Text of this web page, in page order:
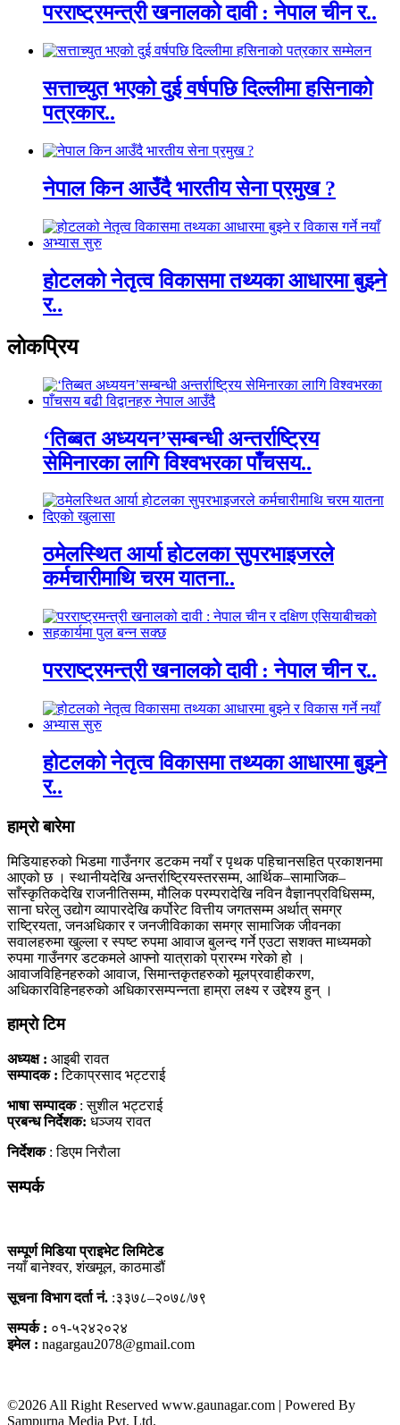
परराष्ट्रमन्त्री खनालको दावी : नेपाल चीन र..
सत्ताच्युत भएको दुई वर्षपछि दिल्लीमा हसिनाको
पत्रकार..
नेपाल किन आउँदै भारतीय सेना प्रमुख ?
होटलको नेतृत्व विकासमा तथ्यका आधारमा बुझ्ने
र..
लाेकप्रिय
‘तिब्बत अध्ययन’सम्बन्धी अन्तर्राष्ट्रिय
सेमिनारका लागि विश्वभरका पाँचसय..
ठमेलस्थित आर्या होटलका सुपरभाइजरले
कर्मचारीमाथि चरम यातना..
परराष्ट्रमन्त्री खनालको दावी : नेपाल चीन र..
होटलको नेतृत्व विकासमा तथ्यका आधारमा बुझ्ने
र..
हाम्रो बारेमा
मिडियाहरुको भिडमा गाउँनगर डटकम नयाँ र पृथक पहिचानसहित प्रकाशनमा
आएको छ । स्थानीयदेखि अन्तर्राष्ट्रियस्तरसम्म, आर्थिक–सामाजिक–
साँस्कृतिकदेखि राजनीतिसम्म, मौलिक परम्परादेखि नविन वैज्ञानप्रविधिसम्म,
साना घरेलु उद्योग व्यापारदेखि कर्पोरेट वित्तीय जगतसम्म अर्थात् समग्र
राष्ट्रियता, जनअधिकार र जनजीविकाका समग्र सामाजिक जीवनका
सवालहरुमा खुल्ला र स्पष्ट रुपमा आवाज बुलन्द गर्ने एउटा सशक्त माध्यमको
रुपमा गाउँनगर डटकमले आफ्नो यात्राको प्रारम्भ गरेको हो ।
आवाजविहिनहरुको आवाज, सिमान्तकृतहरुको मूलप्रवाहीकरण,
अधिकारविहिनहरुको अधिकारसम्पन्नता हाम्रा लक्ष्य र उद्देश्य हुन् ।
हाम्राे टिम
अध्यक्ष : आइबी रावत
सम्पादक :टिकाप्रसाद भट्टराई
भाषा सम्पादक: सुशील भट्टराई
प्रबन्ध निर्देशक: धञ्जय रावत
निर्देशक: डिएम निराैला
सम्पर्क
सम्पूर्ण मिडिया प्राइभेट लिमिटेड
नयाँ बानेश्वर, शंखमूल, काठमाडौं
सूचना विभाग दर्ता नं. :३३७८–२०७८/७९
सम्पर्क : ०१-५२४२०२४
इमेल : nagargau2078@gmail.com
©2026 All Right Reserved www.gaunagar.com | Powered By
Sampurna Media Pvt. Ltd.